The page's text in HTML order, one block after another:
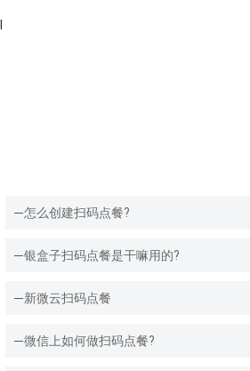
怎么创建扫码点餐?
银盒子扫码点餐是干嘛用的?
新微云扫码点餐
微信上如何做扫码点餐?